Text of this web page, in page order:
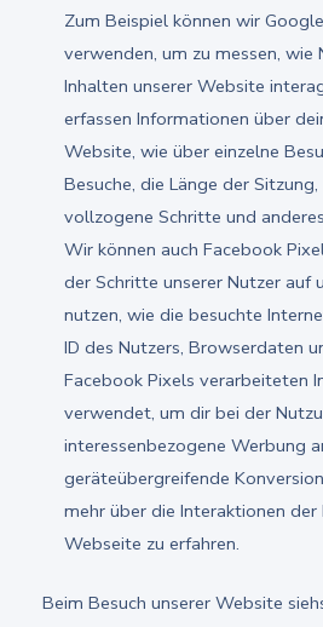
Zum Beispiel können wir
verwenden, um zu messen, wie
Inhalten unserer Website
erfassen Informationen über
Website, wie über einzelne
Besuche, die Länge der
vollzogene Schritte und
Wir können auch Facebook
der Schritte unserer Nutzer auf
nutzen, wie die besuchte
ID des Nutzers, Browserdaten
Facebook Pixels verarbeiteten
verwendet, um dir bei der
interessenbezogene Werbung
geräteübergreifende
mehr über die Interaktionen
Webseite zu erfahren.
Beim Besuch unserer Website